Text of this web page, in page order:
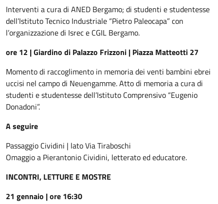
Interventi a cura di ANED Bergamo; di studenti e studentesse
dell’Istituto Tecnico Industriale “Pietro Paleocapa” con
l’organizzazione di Isrec e CGIL Bergamo.
ore 12 | Giardino di Palazzo Frizzoni | Piazza Matteotti 27
Momento di raccoglimento in memoria dei venti bambini ebrei
uccisi nel campo di Neuengamme. Atto di memoria a cura di
studenti e studentesse dell’Istituto Comprensivo “Eugenio
Donadoni”.
A seguire
Passaggio Cividini | lato Via Tiraboschi
Omaggio a Pierantonio Cividini, letterato ed educatore.
INCONTRI, LETTURE E MOSTRE
21 gennaio | ore 16:30